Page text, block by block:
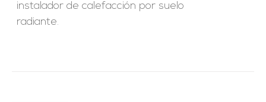
instalador de calefacción por suelo
radiante.